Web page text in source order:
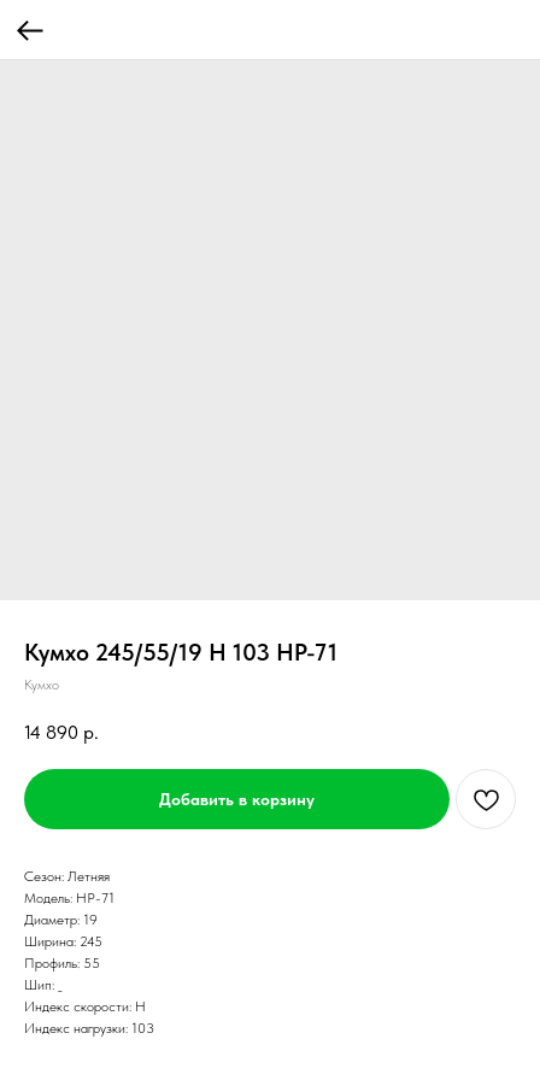
Кумхо 245/55/19 H 103 HP-71
Кумхо
14 890 р.
Добавить в корзину
Сезон: Летняя
Модель: HP-71
Диаметр: 19
Ширина: 245
Профиль: 55
Шип: _
Индекс скорости: H
Индекс нагрузки: 103